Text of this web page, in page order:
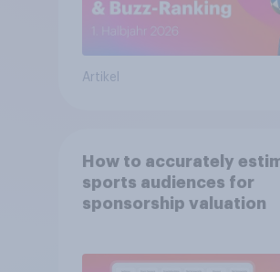
Artikel
How to accurately
sports audiences for
sponsorship valuation